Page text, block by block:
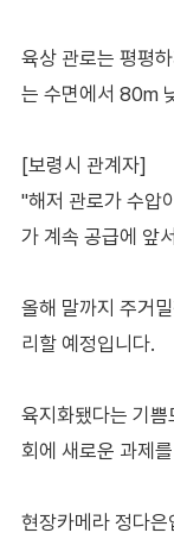
육상 관로는 평평
는 수면에서 80m
[보령시 관계자]
"해저 관로가 수압
가 계속 공급에 앞
올해 말까지 주거
리할 예정입니다.
육지화됐다는 기
회에 새로운 과제
현장카메라 정다은